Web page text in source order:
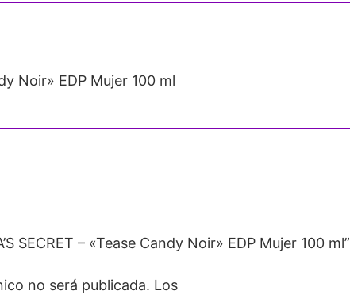
Noir» EDP Mujer 100 ml
SECRET – «Tease Candy Noir» EDP Mujer 100 ml”
no será publicada. Los